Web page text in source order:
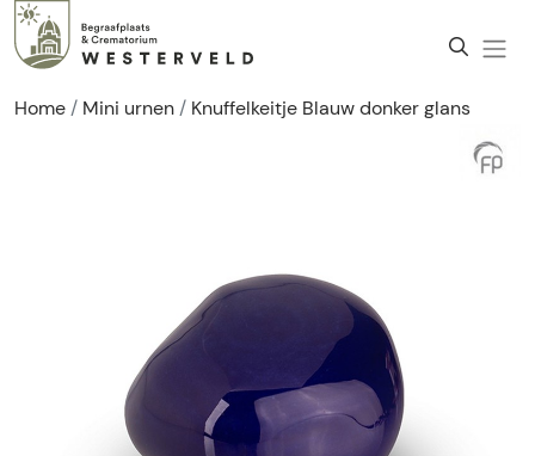
Home Mini urnen Knuffelkeitje Blauw donker glans